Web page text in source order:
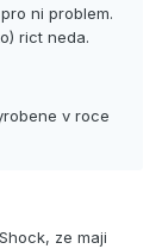
ni problem.
rict neda.
v roce
ze maji